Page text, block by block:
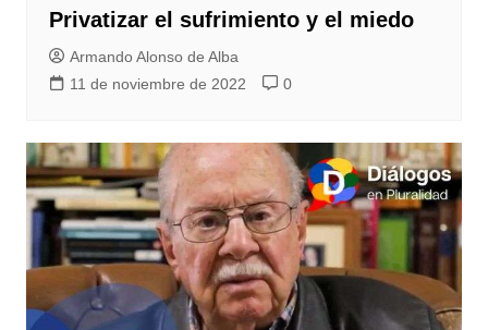
Privatizar el sufrimiento y el miedo
Armando Alonso de Alba
11 de noviembre de 2022
0